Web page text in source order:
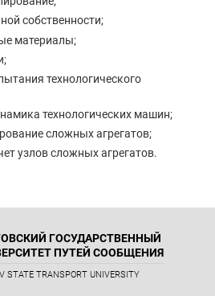
собственности;
материалы;
технологического
технологических машин;
сложных агрегатов;
узлов сложных агрегатов.
ГОСУДАРСТВЕННЫЙ
ПУТЕЙ СООБЩЕНИЯ
STATE TRANSPORT UNIVERSITY